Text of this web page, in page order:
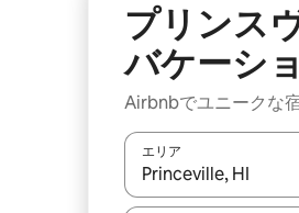
プリンス
バケーシ
Airbnbでユニークな
エリア
検索結果が表示され